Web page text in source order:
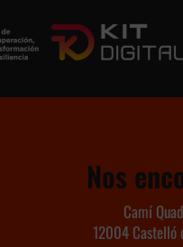
Nos
Camí
12004 Castelló